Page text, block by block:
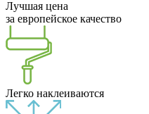
Лучшая цена
за европейское качество
Легко наклеиваются